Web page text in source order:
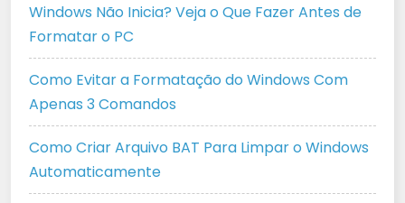
Windows Não Inicia? Veja o Que Fazer Antes de
Formatar o PC
Como Evitar a Formatação do Windows Com
Apenas 3 Comandos
Como Criar Arquivo BAT Para Limpar o Windows
Automaticamente